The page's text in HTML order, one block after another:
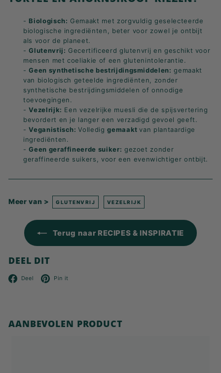
- Biologisch: Gemaakt met zorgvuldig geselecteerde
biologische ingrediënten, beter voor zowel je ontbijt
als voor de planeet.
-Glutenvrij: Gecertificeerd glutenvrij en geschikt voor
mensen met coeliakie of een glutenintolerantie.
-Geen synthetische bestrijdingsmiddelen: gemaakt
van biologisch geteelde ingrediënten, zonder
synthetische bestrijdingsmiddelen of onnodige
toevoegingen.
-Vezelrijk: Een vezelrijke muesli die de spijsvertering
bevordert en je langer een verzadigd gevoel geeft.
-Veganistisch:Vollediggemaaktvan plantaardige
ingrediënten.
-Geen geraffineerde suiker: gezoet zonder
geraffineerde suikers, voor een evenwichtiger ontbijt.
Meer van > GLUTENVRIJ VEZELRIJK
Terug naar RECIPES & INSPIRATIE
DEEL DIT
Deel Facebook
Pin it
AANBEVOLEN PRODUCT